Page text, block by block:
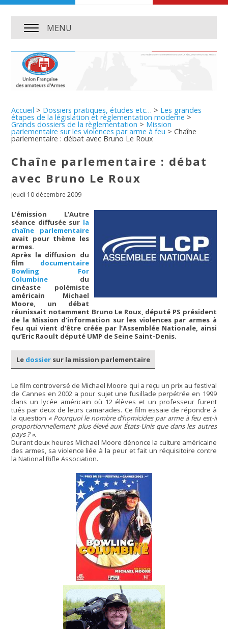
MENU
Accueil > Dossiers pratiques, études etc… > Les grandes
étapes de la législation et règlementation moderne >
Grands dossiers de la règlementation > Mission
parlementaire sur les violences par arme à feu >Chaîne
parlementaire : débat avec Bruno Le Roux
Chaîne parlementaire : débat
avec Bruno Le Roux
jeudi 10 décembre 2009
L’émission L’Autre
séance diffusée sur la
chaîne parlementaire
avait pour thème les
armes.
Après la diffusion du
film documentaire
Bowling For
Columbine du
cinéaste polémiste
américain Michael
Moore, un débat
réunissait notamment Bruno Le Roux, député PS président
de la Mission d’information sur les violences par armes à
feu qui vient d’être créée par l’Assemblée Nationale, ainsi
qu’Eric Raoult député UMP de Seine Saint-Denis.
Le dossier sur la mission parlementaire
Le film controversé de Michael Moore qui a reçu un prix au festival
de Cannes en 2002 a pour sujet une fusillade perpétrée en 1999
dans un lycée américain où 12 élèves et un professeur furent
tués par deux de leurs camarades. Ce film essaie de répondre à
la question « Pourquoi le nombre d’homicides par arme à feu est-il
proportionnellement plus élevé aux États-Unis que dans les autres
pays ? ».
Durant deux heures Michael Moore dénonce la culture américaine
des armes, sa violence liée à la peur et fait un réquisitoire contre
la National Rifle Association.